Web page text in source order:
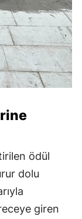
ödül
dolu
giren